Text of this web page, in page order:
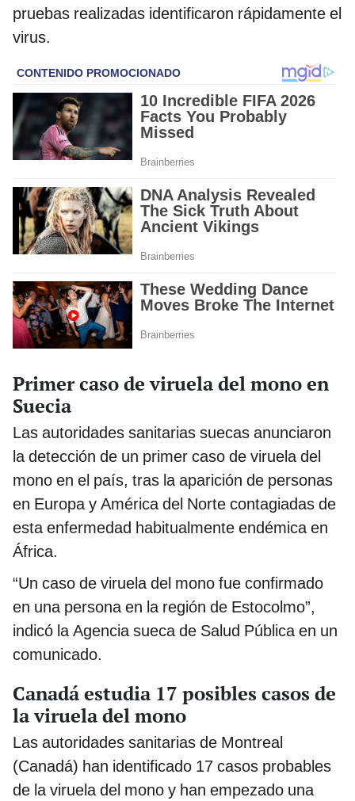
pruebas realizadas identificaron rápidamente el
virus.
Primer caso de viruela del mono en
Suecia
Las autoridades sanitarias suecas anunciaron
la detección de un primer caso de viruela del
mono en el país, tras la aparición de personas
en Europa y América del Norte contagiadas de
esta enfermedad habitualmente endémica en
África.
“Un caso de viruela del mono fue confirmado
en una persona en la región de Estocolmo”,
indicó la Agencia sueca de Salud Pública en un
comunicado.
Canadá estudia 17 posibles casos de
la viruela del mono
Las autoridades sanitarias de Montreal
(Canadá) han identificado 17 casos probables
de la viruela del mono y han empezado una